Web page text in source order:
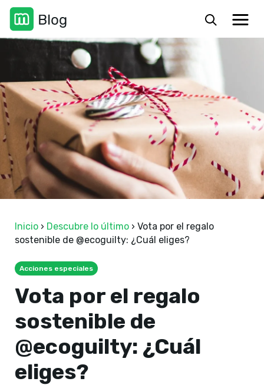
Inicio › Descubre lo último › Vota por el regalo
sostenible de @ecoguilty: ¿Cuál eliges?
Acciones especiales
Vota por el regalo
sostenible de
@ecoguilty: ¿Cuál
eliges?